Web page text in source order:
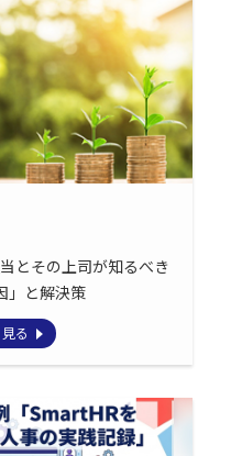
とその上司が知るべき
」と解決策
る